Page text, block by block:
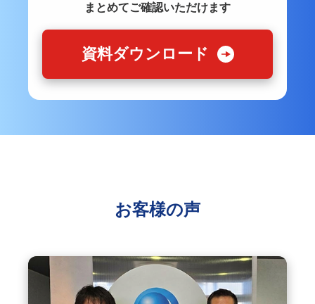
まとめてご確認いただけます
資料ダウンロード
お客様の声